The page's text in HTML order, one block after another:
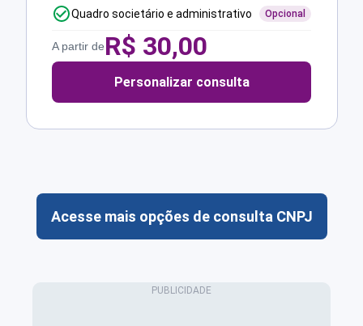
Quadro societário e administrativo Opcional
A partir deR$ 30,00
Personalizar consulta
Acesse mais opções de consulta CNPJ